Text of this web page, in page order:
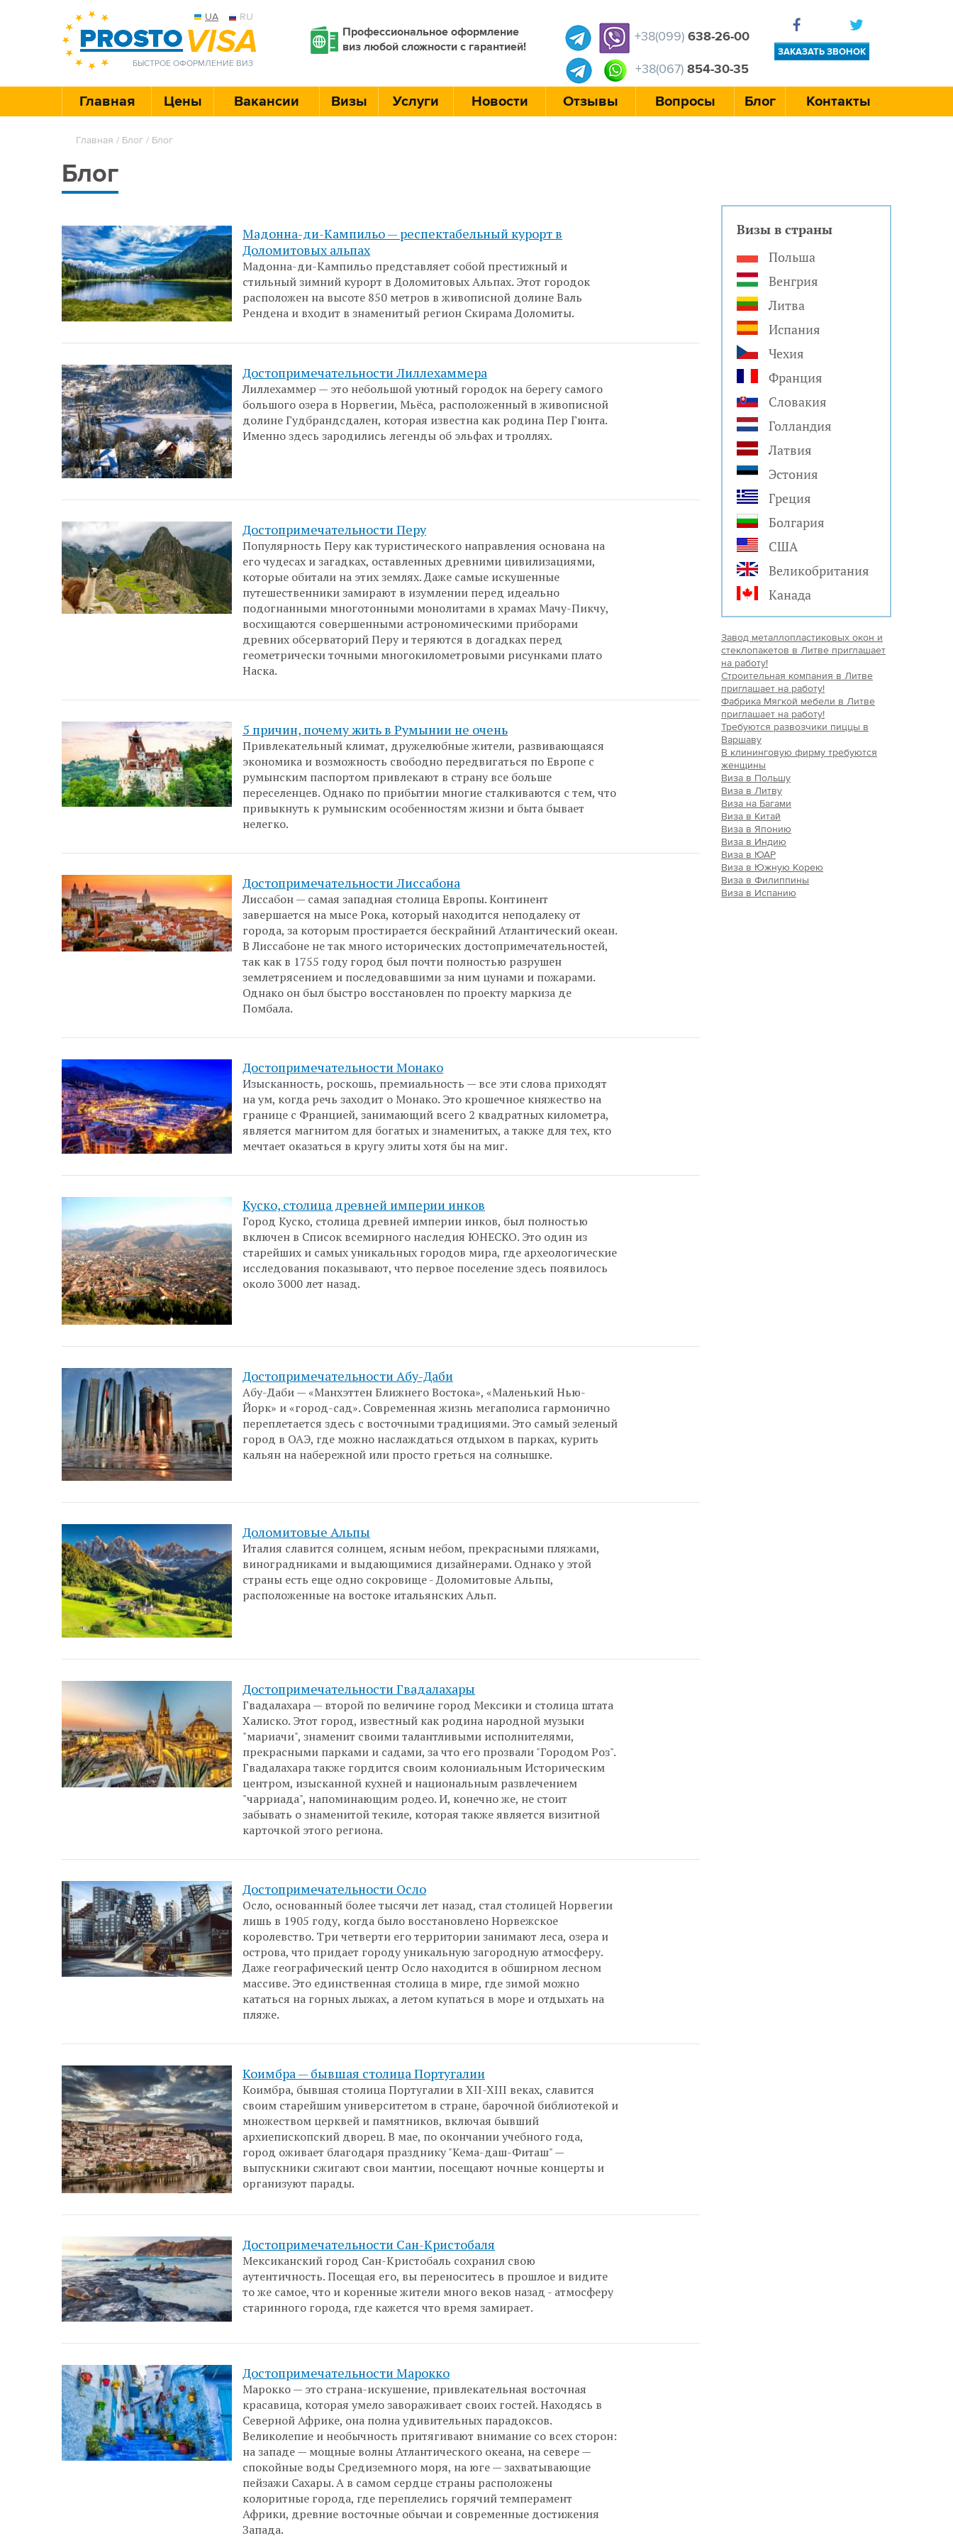
UA RU
БЫСТРОЕ ОФОРМЛЕНИЕ ВИЗ
Профессиональное оформление
виз любой сложности с гарантией!
+38(099) 638-26-00
+38(067) 854-30-35
ЗАКАЗАТЬ ЗВОНОК
Главная Цены Вакансии Визы Услуги Новости Отзывы Вопросы Блог Контакты
Главная / Блог / Блог
Блог
Мадонна-ди-Кампильо — респектабельный курорт в
Доломитовых альпах
Мадонна-ди-Кампильо представляет собой престижный и
стильный зимний курорт в Доломитовых Альпах. Этот городок
расположен на высоте 850 метров в живописной долине Валь
Рендена и входит в знаменитый регион Скирама Доломиты.
Достопримечательности Лиллехаммера
Лиллехаммер — это небольшой уютный городок на берегу самого
большого озера в Норвегии, Мьёса, расположенный в живописной
долине Гудбрандсдален, которая известна как родина Пер Гюнта.
Именно здесь зародились легенды об эльфах и троллях.
Достопримечательности Перу
Популярность Перу как туристического направления основана на
его чудесах и загадках, оставленных древними цивилизациями,
которые обитали на этих землях. Даже самые искушенные
путешественники замирают в изумлении перед идеально
подогнанными многотонными монолитами в храмах Мачу-Пикчу,
восхищаются совершенными астрономическими приборами
древних обсерваторий Перу и теряются в догадках перед
геометрически точными многокилометровыми рисунками плато
Наска.
5 причин, почему жить в Румынии не очень
Привлекательный климат, дружелюбные жители, развивающаяся
экономика и возможность свободно передвигаться по Европе с
румынским паспортом привлекают в страну все больше
переселенцев. Однако по прибытии многие сталкиваются с тем, что
привыкнуть к румынским особенностям жизни и быта бывает
нелегко.
Достопримечательности Лиссабона
Лиссабон — самая западная столица Европы. Континент
завершается на мысе Рока, который находится неподалеку от
города, за которым простирается бескрайний Атлантический океан.
В Лиссабоне не так много исторических достопримечательностей,
так как в 1755 году город был почти полностью разрушен
землетрясением и последовавшими за ним цунами и пожарами.
Однако он был быстро восстановлен по проекту маркиза де
Помбала.
Достопримечательности Монако
Изысканность, роскошь, премиальность — все эти слова приходят
на ум, когда речь заходит о Монако. Это крошечное княжество на
границе с Францией, занимающий всего 2 квадратных километра,
является магнитом для богатых и знаменитых, а также для тех, кто
мечтает оказаться в кругу элиты хотя бы на миг.
Куско, столица древней империи инков
Город Куско, столица древней империи инков, был полностью
включен в Список всемирного наследия ЮНЕСКО. Это один из
старейших и самых уникальных городов мира, где археологические
исследования показывают, что первое поселение здесь появилось
около 3000 лет назад.
Достопримечательности Абу-Даби
Абу-Даби — «Манхэттен Ближнего Востока», «Маленький Нью-
Йорк» и «город-сад». Современная жизнь мегаполиса гармонично
переплетается здесь с восточными традициями. Это самый зеленый
город в ОАЭ, где можно наслаждаться отдыхом в парках, курить
кальян на набережной или просто греться на солнышке.
Доломитовые Альпы
Италия славится солнцем, ясным небом, прекрасными пляжами,
виноградниками и выдающимися дизайнерами. Однако у этой
страны есть еще одно сокровище - Доломитовые Альпы,
расположенные на востоке итальянских Альп.
Достопримечательности Гвадалахары
Гвадалахара — второй по величине город Мексики и столица штата
Халиско. Этот город, известный как родина народной музыки
"мариачи", знаменит своими талантливыми исполнителями,
прекрасными парками и садами, за что его прозвали "Городом Роз".
Гвадалахара также гордится своим колониальным Историческим
центром, изысканной кухней и национальным развлечением
"чарриада", напоминающим родео. И, конечно же, не стоит
забывать о знаменитой текиле, которая также является визитной
карточкой этого региона.
Достопримечательности Осло
Осло, основанный более тысячи лет назад, стал столицей Норвегии
лишь в 1905 году, когда было восстановлено Норвежское
королевство. Три четверти его территории занимают леса, озера и
острова, что придает городу уникальную загородную атмосферу.
Даже географический центр Осло находится в обширном лесном
массиве. Это единственная столица в мире, где зимой можно
кататься на горных лыжах, а летом купаться в море и отдыхать на
пляже.
Коимбра — бывшая столица Португалии
Коимбра, бывшая столица Португалии в XII-XIII веках, славится
своим старейшим университетом в стране, барочной библиотекой и
множеством церквей и памятников, включая бывший
архиепископский дворец. В мае, по окончании учебного года,
город оживает благодаря празднику "Кема-даш-Фиташ" —
выпускники сжигают свои мантии, посещают ночные концерты и
организуют парады.
Достопримечательности Сан-Кристобаля
Мексиканский город Сан-Кристобаль сохранил свою
аутентичность. Посещая его, вы переноситесь в прошлое и видите
то же самое, что и коренные жители много веков назад - атмосферу
старинного города, где кажется что время замирает.
Достопримечательности Марокко
Марокко — это страна-искушение, привлекательная восточная
красавица, которая умело завораживает своих гостей. Находясь в
Северной Африке, она полна удивительных парадоксов.
Великолепие и необычность притягивают внимание со всех сторон:
на западе — мощные волны Атлантического океана, на севере —
спокойные воды Средиземного моря, на юге — захватывающие
пейзажи Сахары. А в самом сердце страны расположены
колоритные города, где переплелись горячий темперамент
Африки, древние восточные обычаи и современные достижения
Запада.
Визы в страны
Польша
Венгрия
Литва
Испания
Чехия
Франция
Словакия
Голландия
Латвия
Эстония
Греция
Болгария
США
Великобритания
Канада
Завод металлопластиковых окон и
стеклопакетов в Литве приглашает
на работу!
Строительная компания в Литве
приглашает на работу!
Фабрика Мягкой мебели в Литве
приглашает на работу!
Требуются развозчики пиццы в
Варшаву
В клининговую фирму требуются
женщины
Виза в Польшу
Виза в Литву
Виза на Багами
Виза в Китай
Виза в Японию
Виза в Индию
Виза в ЮАР
Виза в Южную Корею
Виза в Филиппины
Виза в Испанию